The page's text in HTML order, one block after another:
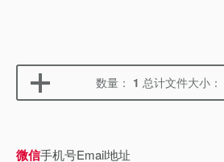
数量： 1 总计文件大小：
微信手机号Email地址